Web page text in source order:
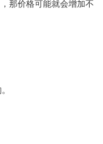
那价格可能就会增加不